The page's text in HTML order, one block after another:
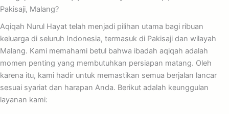
Pakisaji, Malang?
Aqiqah Nurul Hayat telah menjadi pilihan utama bagi ribuan
keluarga di seluruh Indonesia, termasuk di Pakisaji dan wilayah
Malang. Kami memahami betul bahwa ibadah aqiqah adalah
momen penting yang membutuhkan persiapan matang. Oleh
karena itu, kami hadir untuk memastikan semua berjalan lancar
sesuai syariat dan harapan Anda. Berikut adalah keunggulan
layanan kami: